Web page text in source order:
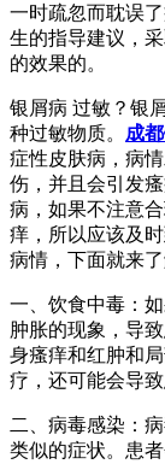
一时疏忽而耽误
生的指导建议，
的效果的。
银屑病 过敏？银
种过敏物质。 成
症性皮肤病，病
伤，并且会引发
病，如果不注意
痒，所以应该及
病情，下面就来
一、饮食中毒：
肿胀的现象，导
身瘙痒和红肿和
疗，还可能会导
二、病毒感染：
类似的症状。患